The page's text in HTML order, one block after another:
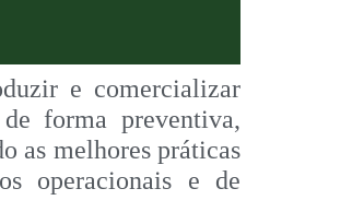
e comercializar
forma preventiva,
as melhores práticas
operacionais e de